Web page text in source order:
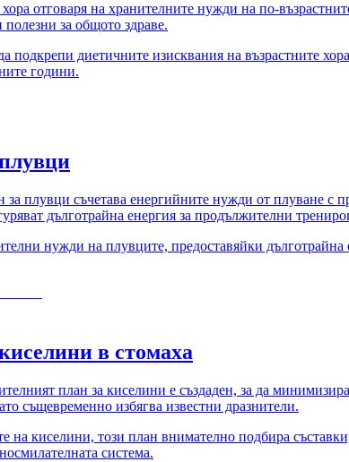
отговаря на хранителните нужди на по-
за общото здраве.
подкрепи диетичните изисквания на възрастните
години.
за плувци съчетава енергийните нужди от плуване
дълготрайна енергия за продължителни
нужди на плувците, предоставяйки
в стомаха
план за киселини е създаден, за да
същевременно избягва известни дразнители.
киселини, този план внимателно подбира
система.